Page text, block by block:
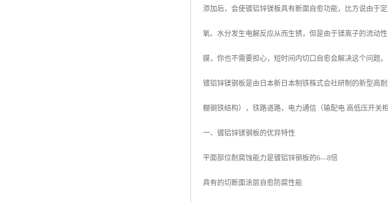
添加后，会使镀铝锌镁板具有断面自愈功能，比方说由于
氧、水分发生电解反应从而生锈，但是由于镁离子的流动
膜，你也不需要担心，短时间内切口自愈会解决这个问题。
镀铝锌镁钢板是由日本新日本制铁株式会社研制的新型高
棚钢铁结构），铁路道路，电力通信（输配电 高低压开关
一、镀铝锌镁钢板的优异特性
平面部位耐腐蚀能力是镀铝锌钢板的6—8倍
具有的切断面涂层自愈防腐性能